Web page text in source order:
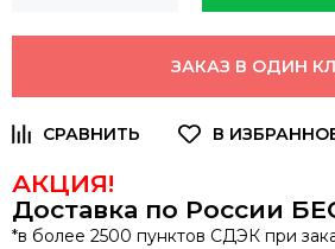
ЗАКАЗ В ОДИН
АКЦИЯ!
Доставка по России
*в более 2500 пунктов СДЭК при